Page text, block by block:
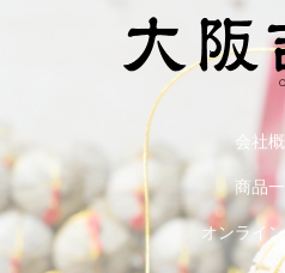
会社概
商品一
オンライ